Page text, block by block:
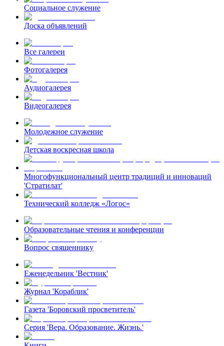
Социальное служение
Доска объявлений
Все галереи
Фотогалерея
Аудиогалерея
Видеогалерея
Молодежное служение
Детская воскресная школа
Многофункциональный центр традиций и инноваций
'Стратилат'
Технический колледж «Логос»
Образовательные чтения и конференции
Вопрос священнику
Еженедельник 'Вестник'
Журнал 'Кораблик'
Газета 'Боровский просветитель'
Серия 'Вера. Образование. Жизнь.'